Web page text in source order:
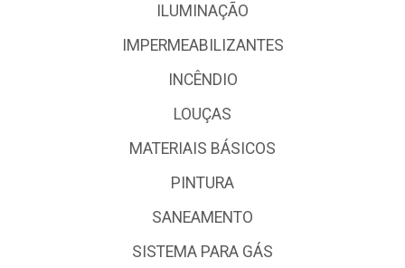
ILUMINAÇÃO
IMPERMEABILIZANTES
INCÊNDIO
LOUÇAS
MATERIAIS BÁSICOS
PINTURA
SANEAMENTO
SISTEMA PARA GÁS